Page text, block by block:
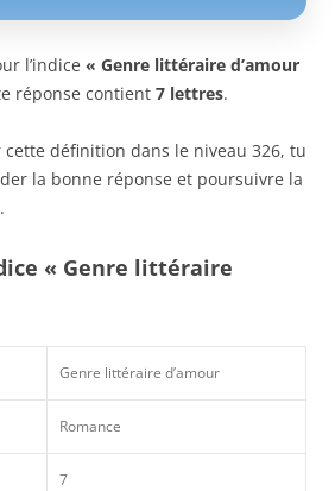
l’indice « Genre littéraire d’amour
réponse contient 7 lettres.
définition dans le niveau 326, tu
la bonne réponse et poursuivre la
« Genre littéraire
Genre littéraire d’amour
Romance
7